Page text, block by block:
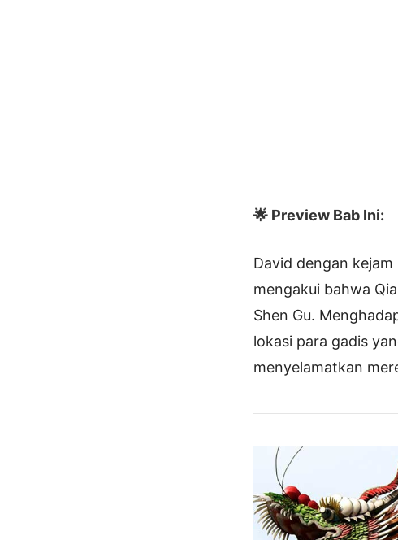
🌟 Preview Bab Ini:
David dengan
mengakui bahwa
Shen Gu.
lokasi para gadis
menyelamatkan